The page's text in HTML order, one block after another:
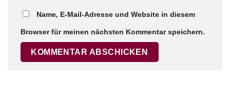
Name, E-Mail-Adresse und Website in diesem
Browser für meinen nächsten Kommentar speichern.